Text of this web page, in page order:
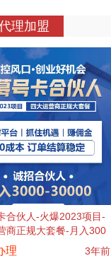
理加盟
合伙人-火爆2023项目-
商正规大套餐-月入300
理 3年前